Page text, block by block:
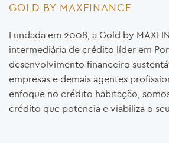
GOLD BY MAXFINANCE
Fundada em 2008, a Gold by
intermediária de crédito líder em
desenvolvimento financeiro
empresas e demais agentes
enfoque no crédito habitação,
crédito que potencia e viabiliza o